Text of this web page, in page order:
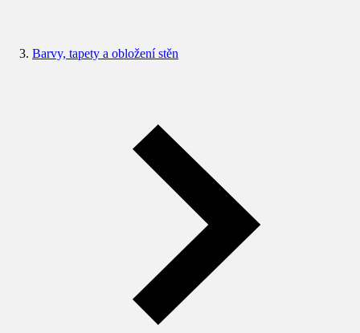
Barvy, tapety a obložení stěn